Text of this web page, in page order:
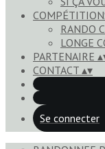
RANDO
LONGE
PARTENAIRE ▴
CONTACT ▴▾
Se connecter